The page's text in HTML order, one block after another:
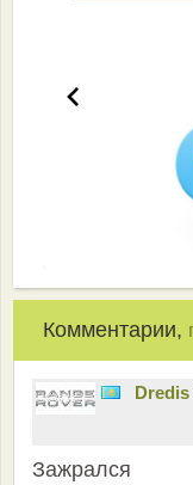
Комментарии,
Dredis
Зажрался